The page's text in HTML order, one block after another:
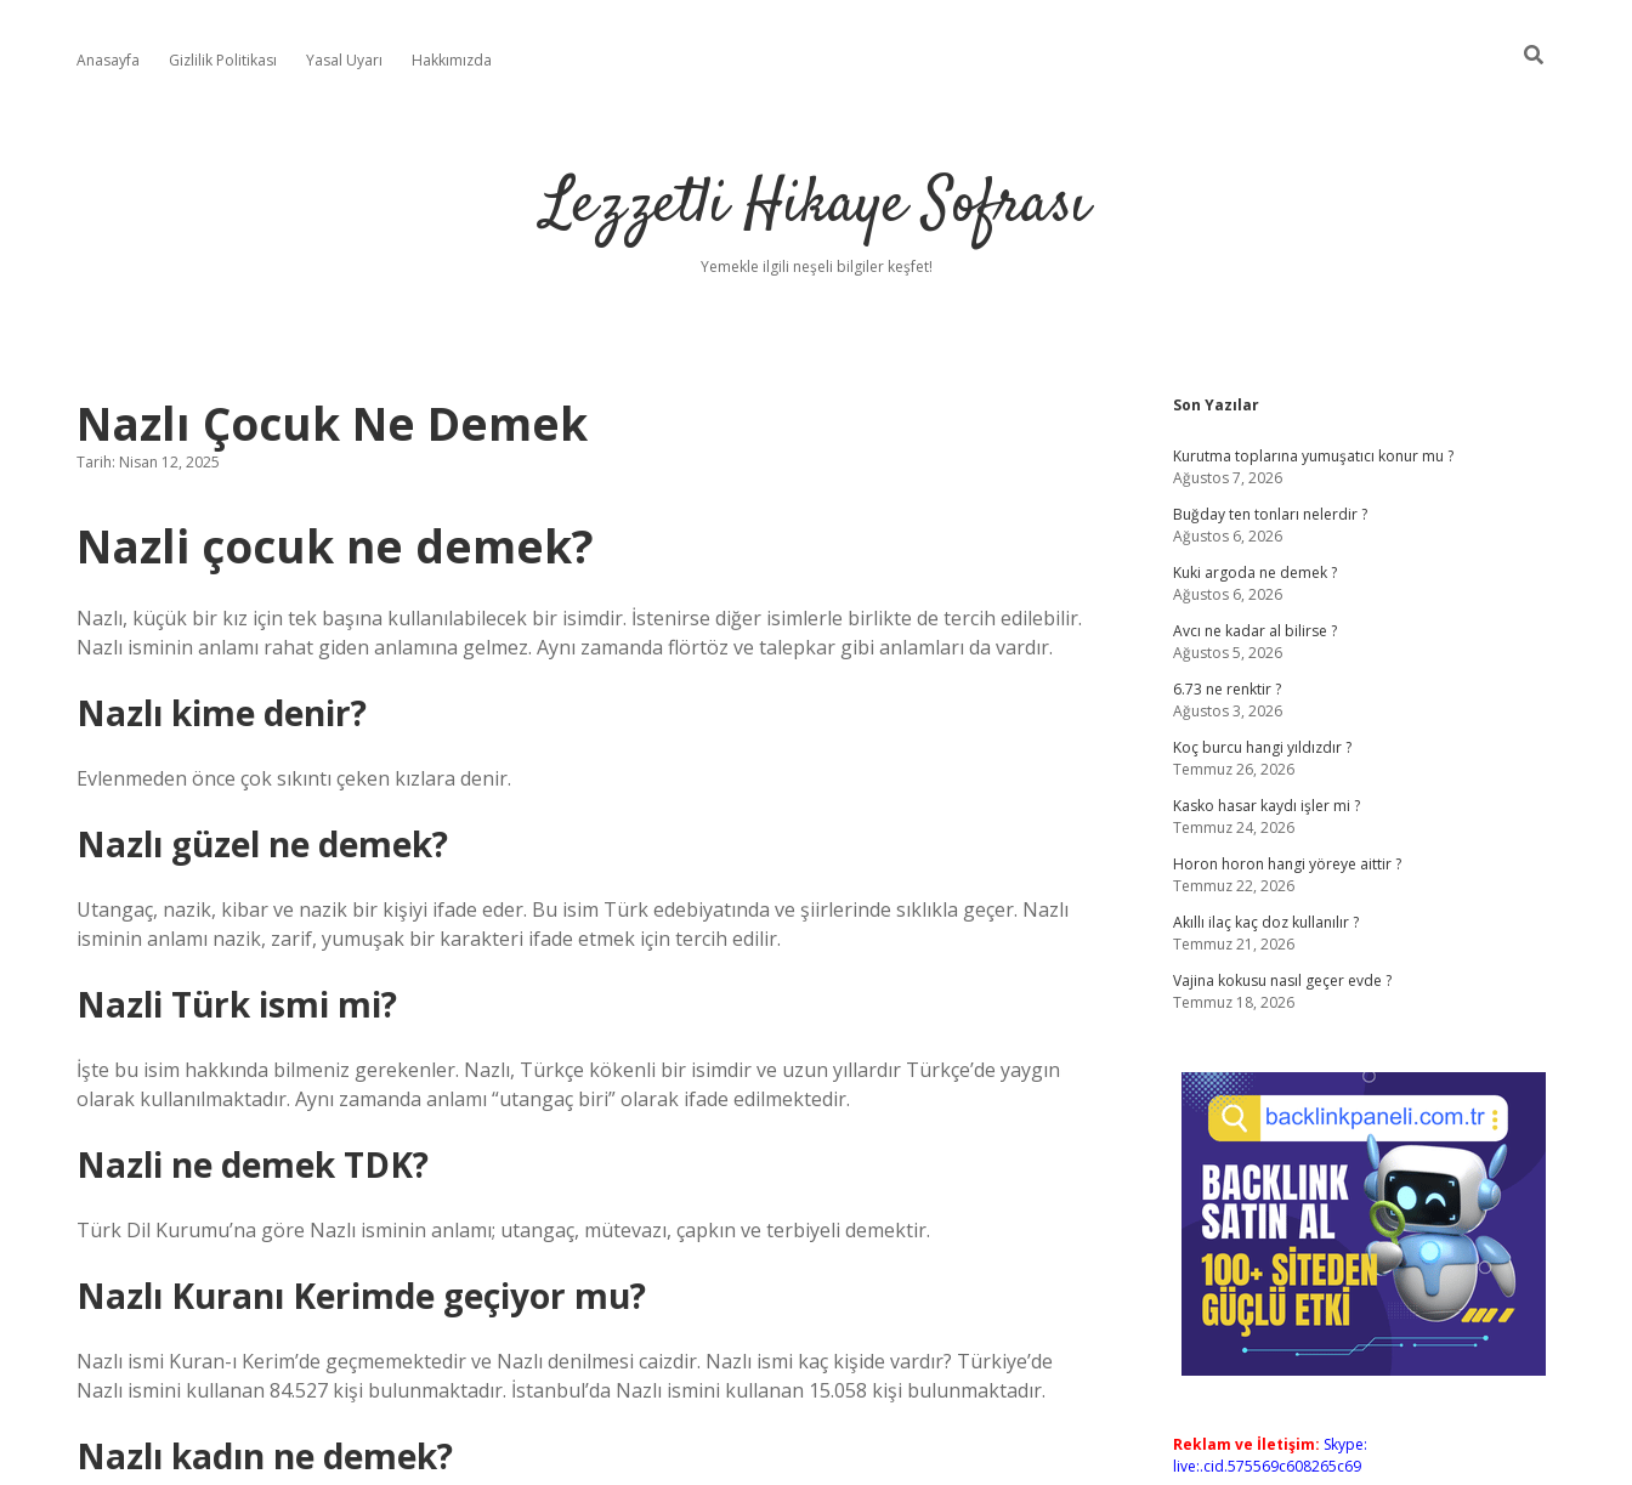
Anasayfa Gizlilik Politikası Yasal Uyarı Hakkımızda
Lezzetli Hikaye Sofrası
Yemekle ilgili neşeli bilgiler keşfet!
Nazlı Çocuk Ne Demek
Tarih: Nisan 12, 2025
Nazli çocuk ne demek?
Nazlı, küçük bir kız için tek başına kullanılabilecek bir isimdir. İstenirse diğer isimlerle birlikte de tercih edilebilir.
Nazlı isminin anlamı rahat giden anlamına gelmez. Aynı zamanda flörtöz ve talepkar gibi anlamları da vardır.
Nazlı kime denir?
Evlenmeden önce çok sıkıntı çeken kızlara denir.
Nazlı güzel ne demek?
Utangaç, nazik, kibar ve nazik bir kişiyi ifade eder. Bu isim Türk edebiyatında ve şiirlerinde sıklıkla geçer. Nazlı
isminin anlamı nazik, zarif, yumuşak bir karakteri ifade etmek için tercih edilir.
Nazli Türk ismi mi?
İşte bu isim hakkında bilmeniz gerekenler. Nazlı, Türkçe kökenli bir isimdir ve uzun yıllardır Türkçe’de yaygın
olarak kullanılmaktadır. Aynı zamanda anlamı “utangaç biri” olarak ifade edilmektedir.
Nazli ne demek TDK?
Türk Dil Kurumu’na göre Nazlı isminin anlamı; utangaç, mütevazı, çapkın ve terbiyeli demektir.
Nazlı Kuranı Kerimde geçiyor mu?
Nazlı ismi Kuran-ı Kerim’de geçmemektedir ve Nazlı denilmesi caizdir. Nazlı ismi kaç kişide vardır? Türkiye’de
Nazlı ismini kullanan 84.527 kişi bulunmaktadır. İstanbul’da Nazlı ismini kullanan 15.058 kişi bulunmaktadır.
Nazlı kadın ne demek?
Sidebar
Son Yazılar
Kurutma toplarına yumuşatıcı konur mu ?
Ağustos 7, 2026
Buğday ten tonları nelerdir ?
Ağustos 6, 2026
Kuki argoda ne demek ?
Ağustos 6, 2026
Avcı ne kadar al bilirse ?
Ağustos 5, 2026
6.73 ne renktir ?
Ağustos 3, 2026
Koç burcu hangi yıldızdır ?
Temmuz 26, 2026
Kasko hasar kaydı işler mi ?
Temmuz 24, 2026
Horon horon hangi yöreye aittir ?
Temmuz 22, 2026
Akıllı ilaç kaç doz kullanılır ?
Temmuz 21, 2026
Vajina kokusu nasıl geçer evde ?
Temmuz 18, 2026
Reklam ve İletişim: Skype:
live:.cid.575569c608265c69